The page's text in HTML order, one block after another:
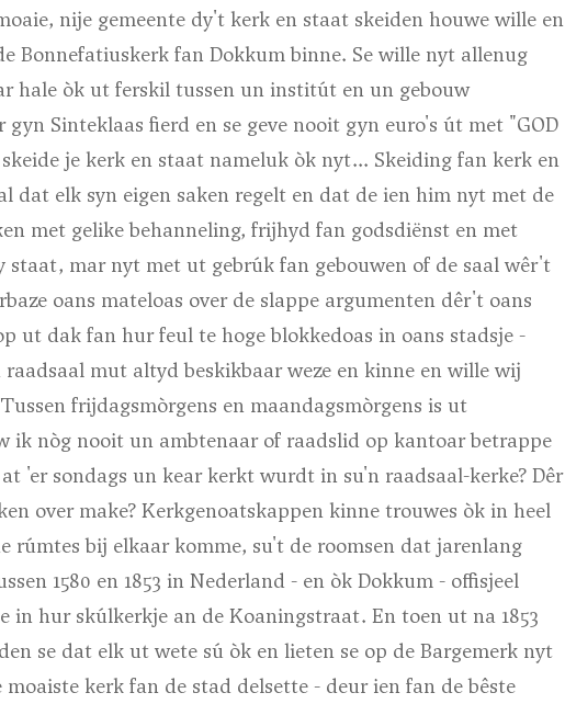
nije gemeente dy't kerk en staat skeiden houwe wille en
Bonnefatiuskerk fan Dokkum binne. Se wille nyt allenug
hale òk ut ferskil tussen un institút en un gebouw
Sinteklaas fierd en se geve nooit gyn euro's út met "GOD
je kerk en staat nameluk òk nyt... Skeiding fan kerk en
dat elk syn eigen saken regelt en dat de ien him nyt met de
met gelike behanneling, frijhyd fan godsdiënst en met
staat, mar nyt met ut gebrúk fan gebouwen of de saal wêr't
oans mateloas over de slappe argumenten dêr't oans
ut dak fan hur feul te hoge blokkedoas in oans stadsje -
mut altyd beskikbaar weze en kinne en wille wij
frijdagsmòrgens en maandagsmòrgens is ut
ik nòg nooit un ambtenaar of raadslid op kantoar betrappe
'er sondags un kear kerkt wurdt in su'n raadsaal-kerke? Dêr
over make? Kerkgenoatskappen kinne trouwes òk in heel
rúmtes bij elkaar komme, su't de roomsen dat jarenlang
1580 en 1853 in Nederland - en òk Dokkum - offisjeel
in hur skúlkerkje an de Koaningstraat. En toen ut na 1853
se dat elk ut wete sú òk en lieten se op de Bargemerk nyt
kerk fan de stad delsette - deur ien fan de bêste